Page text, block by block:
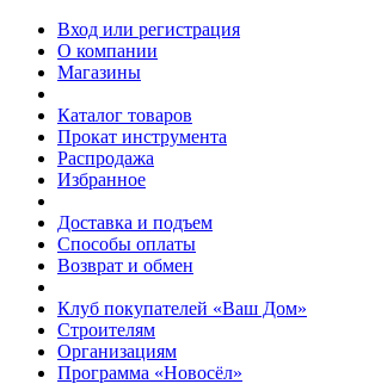
Вход или регистрация
О компании
Магазины
Каталог товаров
Прокат инструмента
Распродажа
Избранное
Доставка и подъем
Способы оплаты
Возврат и обмен
Клуб покупателей «Ваш Дом»
Строителям
Организациям
Программа «Новосёл»